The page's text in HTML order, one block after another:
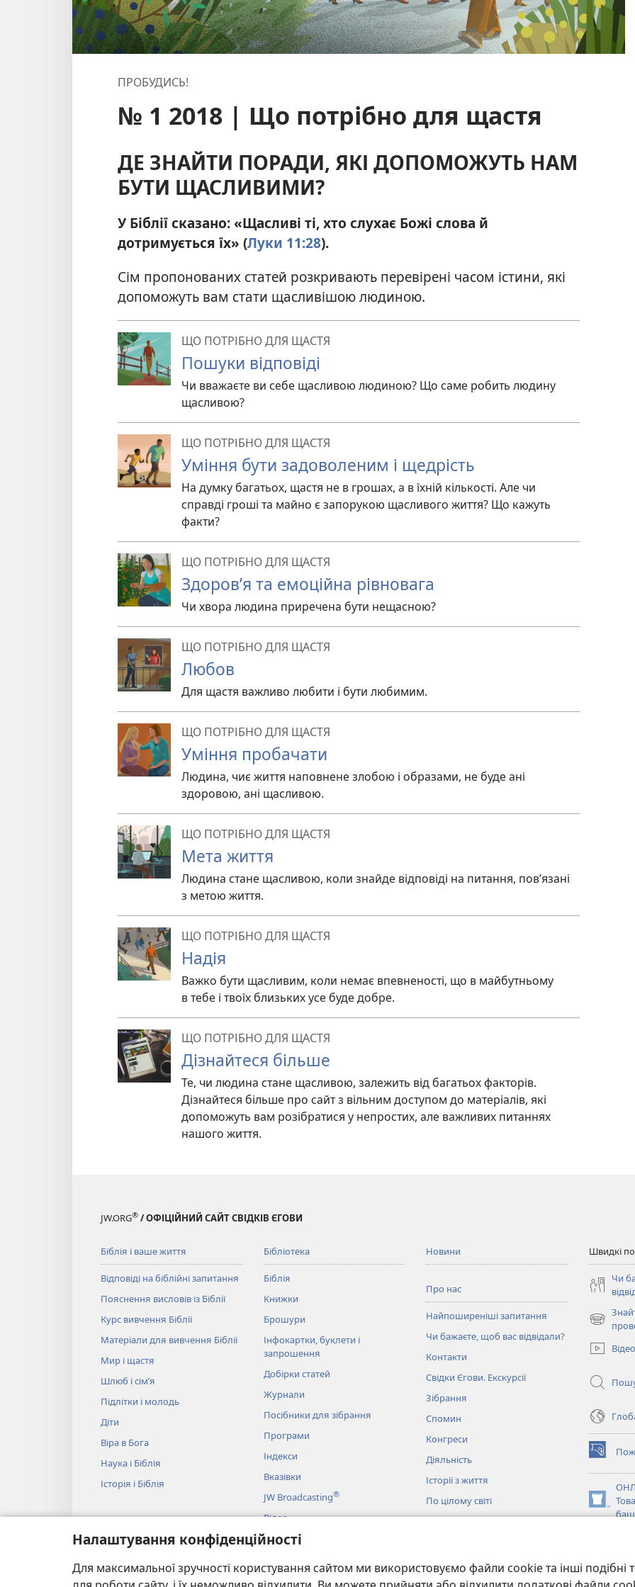
Налаштування конфіденційності
Для максимальної зручності користування сайтом ми використовуємо файли cookie та інші подібні
ПРОБУДИСЬ!
№ 1 2018 | Що потрібно для щастя
ДЕ ЗНАЙТИ ПОРАДИ, ЯКІ ДОПОМОЖУТЬ НАМ
БУТИ ЩАСЛИВИМИ?
У Біблії сказано: «Щасливі ті, хто слухає Божі слова й
дотримується їх» (Луки 11:28).
Сім пропонованих статей розкривають перевірені часом істини, які
допоможуть вам стати щасливішою людиною.
ЩО ПОТРІБНО ДЛЯ ЩАСТЯ
Пошуки відповіді
Чи вважаєте ви себе щасливою людиною? Що саме робить людину
щасливою?
ЩО ПОТРІБНО ДЛЯ ЩАСТЯ
Уміння бути задоволеним і щедрість
На думку багатьох, щастя не в грошах, а в їхній кількості. Але чи
справді гроші та майно є запорукою щасливого життя? Що кажуть
факти?
ЩО ПОТРІБНО ДЛЯ ЩАСТЯ
Здоров’я та емоційна рівновага
Чи хвора людина приречена бути нещасною?
ЩО ПОТРІБНО ДЛЯ ЩАСТЯ
Любов
Для щастя важливо любити і бути любимим.
ЩО ПОТРІБНО ДЛЯ ЩАСТЯ
Уміння пробачати
Людина, чиє життя наповнене злобою і образами, не буде ані
здоровою, ані щасливою.
ЩО ПОТРІБНО ДЛЯ ЩАСТЯ
Мета життя
Людина стане щасливою, коли знайде відповіді на питання, пов’язані
з метою життя.
ЩО ПОТРІБНО ДЛЯ ЩАСТЯ
Надія
Важко бути щасливим, коли немає впевненості, що в майбутньому
в тебе і твоїх близьких усе буде добре.
ЩО ПОТРІБНО ДЛЯ ЩАСТЯ
Дізнайтеся більше
Те, чи людина стане щасливою, залежить від багатьох факторів.
Дізнайтеся більше про сайт з вільним доступом до матеріалів, які
допоможуть вам розібратися у непростих, але важливих питаннях
нашого життя.
JW.ORG® / ОФІЦІЙНИЙ САЙТ СВІДКІВ ЄГОВИ
Біблія і ваше життя
Відповіді на біблійні запитання
Пояснення висловів із Біблії
Курс вивчення Біблії
Матеріали для вивчення Біблії
Мир і щастя
Шлюб і сім’я
Підлітки і молодь
Діти
Віра в Бога
Наука і Біблія
Історія і Біблія
Бібліотека
Біблія
Книжки
Брошури
Інфокартки, буклети і
запрошення
Добірки статей
Журнали
Посібники для зібрання
Програми
Індекси
Вказівки
JW Broadcasting®
Відео
Музика
Художнє читання Біблії
Новини
Про нас
Найпоширеніші запитання
Чи бажаєте, щоб вас відвідали?
Контакти
Свідки Єгови. Екскурсії
Зібрання
Спомин
Конгреси
Діяльність
Історії з життя
По цілому світі
Швидкі
Чи
новомуВідео
у
новому
вікні)
у